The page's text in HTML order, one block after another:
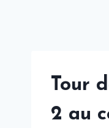
Tour
2 au